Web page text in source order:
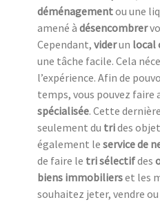
déménagementou une
amené à désencombrer
Cependant, viderun local
une tâche facile. Cela
l’expérience. Afin de
temps, vous pouvez faire
spécialisée. Cette
seulement du trides
également le service de
de faire le tri sélectifdes
biens immobilierset les
souhaitez jeter, vendre ou